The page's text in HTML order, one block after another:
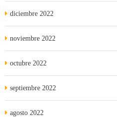
diciembre 2022
noviembre 2022
octubre 2022
septiembre 2022
agosto 2022